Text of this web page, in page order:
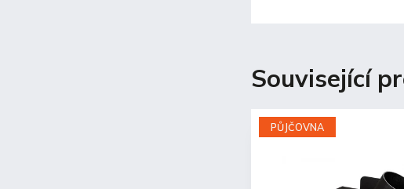
Související
PŮJČOVNA